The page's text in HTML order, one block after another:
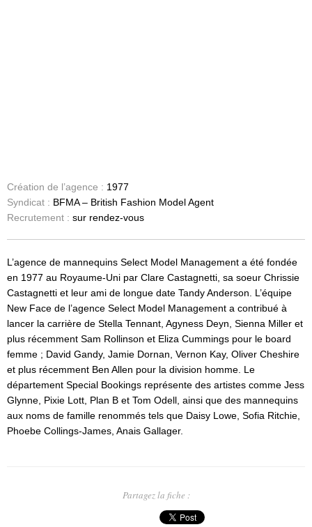
Création de l’agence : 1977
Syndicat : BFMA – British Fashion Model Agent
Recrutement : sur rendez-vous
L’agence de mannequins Select Model Management a été fondée
en 1977 au Royaume-Uni par Clare Castagnetti, sa soeur Chrissie
Castagnetti et leur ami de longue date Tandy Anderson. L’équipe
New Face de l’agence Select Model Management a contribué à
lancer la carrière de Stella Tennant, Agyness Deyn, Sienna Miller et
plus récemment Sam Rollinson et Eliza Cummings pour le board
femme ; David Gandy, Jamie Dornan, Vernon Kay, Oliver Cheshire
et plus récemment Ben Allen pour la division homme. Le
département Special Bookings représente des artistes comme Jess
Glynne, Pixie Lott, Plan B et Tom Odell, ainsi que des mannequins
aux noms de famille renommés tels que Daisy Lowe, Sofia Ritchie,
Phoebe Collings-James, Anais Gallager.
Partagez la fiche :